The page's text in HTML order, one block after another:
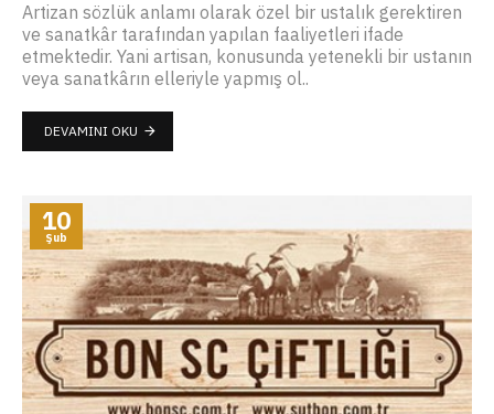
Artizan sözlük anlamı olarak özel bir ustalık gerektiren
ve sanatkâr tarafından yapılan faaliyetleri ifade
etmektedir. Yani artisan, konusunda yetenekli bir ustanın
veya sanatkârın elleriyle yapmış ol..
DEVAMINI OKU
10
Şub